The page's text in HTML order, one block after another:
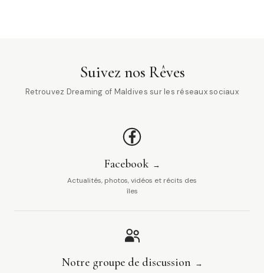
Suivez nos Rêves
Retrouvez Dreaming of Maldives sur les réseaux sociaux
Facebook
Actualités, photos, vidéos et récits des
îles
Notre groupe de discussion